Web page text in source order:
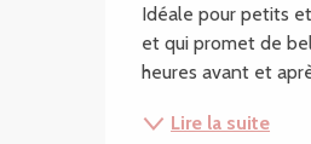
Idéale pour petits
et qui promet de
heures avant et
Lire la suite